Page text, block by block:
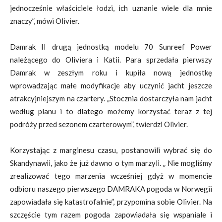
jednocześnie właściciele łodzi, ich uznanie wiele dla mnie
znaczy”, mówi Olivier.
Damrak II drugą jednostką modelu 70 Sunreef Power
należącego do Oliviera i Katii. Para sprzedała pierwszy
Damrak w zeszłym roku i kupiła nową jednostkę
wprowadzając małe modyfikacje aby uczynić jacht jeszcze
atrakcyjniejszym na czartery. „Stocznia dostarczyła nam jacht
według planu i to dlatego możemy korzystać teraz z tej
podróży przed sezonem czarterowym”, twierdzi Olivier.
Korzystając z marginesu czasu, postanowili wybrać się do
Skandynawii, jako że już dawno o tym marzyli. „ Nie mogliśmy
zrealizować tego marzenia wcześniej gdyż w momencie
odbioru naszego pierwszego DAMRAKA pogoda w Norwegii
zapowiadała się katastrofalnie”, przypomina sobie Olivier. Na
szczęście tym razem pogoda zapowiadała się wspaniale i